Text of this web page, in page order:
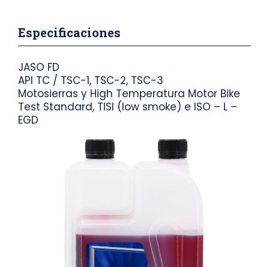
Especificaciones
JASO FD
API TC / TSC-1, TSC-2, TSC-3
Motosierras y High Temperatura Motor Bike
Test Standard, TISI (low smoke) e ISO – L –
EGD